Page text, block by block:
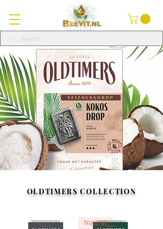
OLDTIMERS COLLECTION
Natural